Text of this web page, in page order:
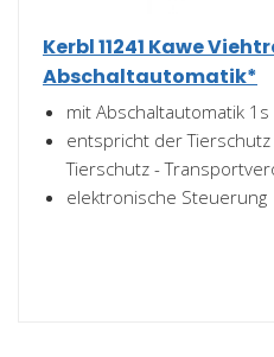
Kerbl 11241 Kawe
Abschaltautomatik*
mit Abschaltautomatik 1s
entspricht der
Tierschutz -
elektronische Steuerung